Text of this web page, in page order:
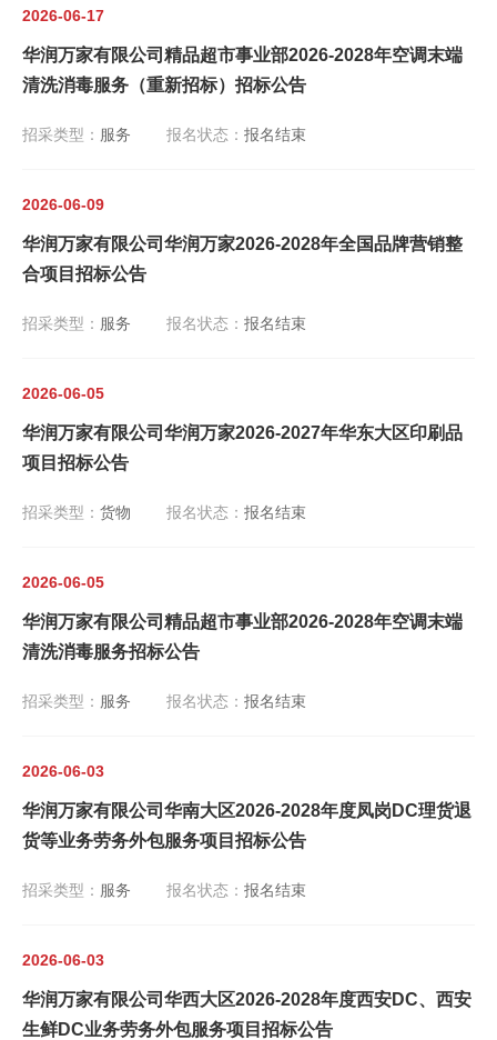
2026-06-17
华润万家有限公司精品超市事业部2026-2028年空调末端
清洗消毒服务（重新招标）招标公告
招采类型： 服务 报名状态： 报名结束
2026-06-09
华润万家有限公司华润万家2026-2028年全国品牌营销整
合项目招标公告
招采类型： 服务 报名状态： 报名结束
2026-06-05
华润万家有限公司华润万家2026-2027年华东大区印刷品
项目招标公告
招采类型： 货物 报名状态： 报名结束
2026-06-05
华润万家有限公司精品超市事业部2026-2028年空调末端
清洗消毒服务招标公告
招采类型： 服务 报名状态： 报名结束
2026-06-03
华润万家有限公司华南大区2026-2028年度凤岗DC理货退
货等业务劳务外包服务项目招标公告
招采类型： 服务 报名状态： 报名结束
2026-06-03
华润万家有限公司华西大区2026-2028年度西安DC、西安
生鲜DC业务劳务外包服务项目招标公告